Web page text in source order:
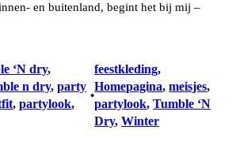
en buitenland, begint het bij mij –
‘N dry
n dry, party
, partylook
•
feestkleding
Homepagina, meisjes
partylook, Tumble ‘N
Dry, Winter